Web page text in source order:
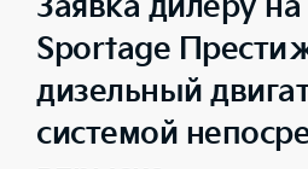
Заявка дилеру
Sportage
дизельный
системой